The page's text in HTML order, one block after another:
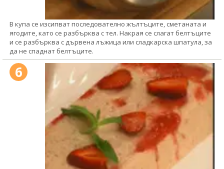
В купа се изсипват последователно жълтъците, сметаната и
ягодите, като се разбърква с тел. Накрая се слагат белтъците
и се разбърква с дървена лъжица или сладкарска шпатула, за
да не спаднат белтъците.
6